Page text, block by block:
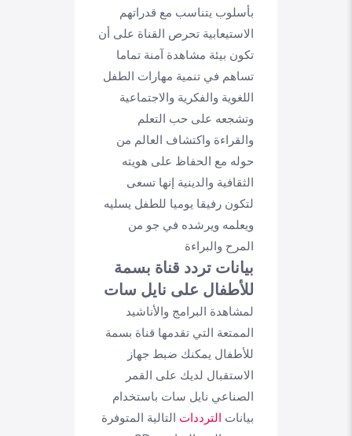
بأسلوب يتناسب مع قدراتهم
الاستيعابية تحرص القناة على أن
تكون بيئة مشاهدة آمنة تماما
تساهم في تنمية مهارات الطفل
اللغوية والفكرية والاجتماعية
وتشجعه على حب التعلم
والقراءة واكتشاف العالم من
حوله مع الحفاظ على هويته
الثقافية والدينية إنها تسعى
لتكون رفيقا يوميا للطفل يسليه
ويعلمه ويرشده في جو من
المرح والبراءة
بيانات تردد قناة بسمة
للأطفال على نايل سات
لمشاهدة البرامج والأناشيد
الممتعة التي تقدمها قناة بسمة
للأطفال يمكنك ضبط جهاز
الاستقبال لديك على القمر
الصناعي نايل سات باستخدام
بيانات الترددات التالية المتوفرة